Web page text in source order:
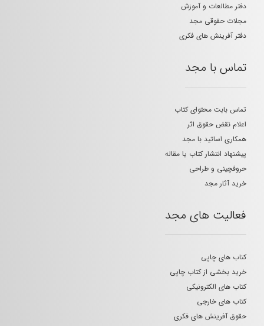
دفتر مطالعات و آموزش
مجلات حقوقی مجد
دفتر آفرینش های فکری
تماس با مجد
تماس بابت محتوای کتاب
اعلام نقض حقوق اثر
همکاری اساتید با مجد
پیشنهاد انتشار کتاب یا مقاله
حروفچینی و طراحی
خرید آثار مجد
فعالیت های مجد
کتاب های چاپی
خرید بخشی از کتاب چاپی
کتاب های الکترونیکی
کتاب های خارجی
حقوق آفرینش های فکری